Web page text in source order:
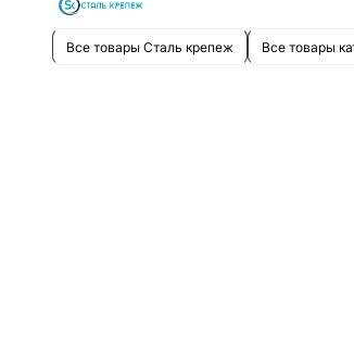
Все товары Сталь крепеж Все товары